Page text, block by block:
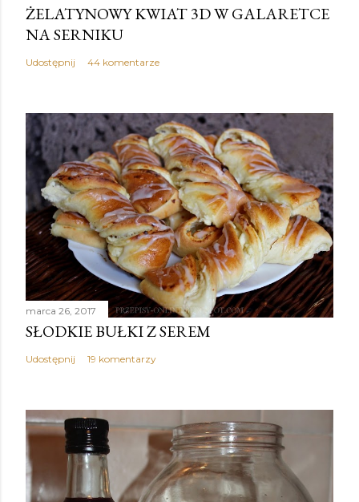
ŻELATYNOWY KWIAT 3D W GALARETCE
NA SERNIKU
Udostępnij 44 komentarze
marca 26, 2017
SŁODKIE BUŁKI Z SEREM
Udostępnij 19 komentarzy